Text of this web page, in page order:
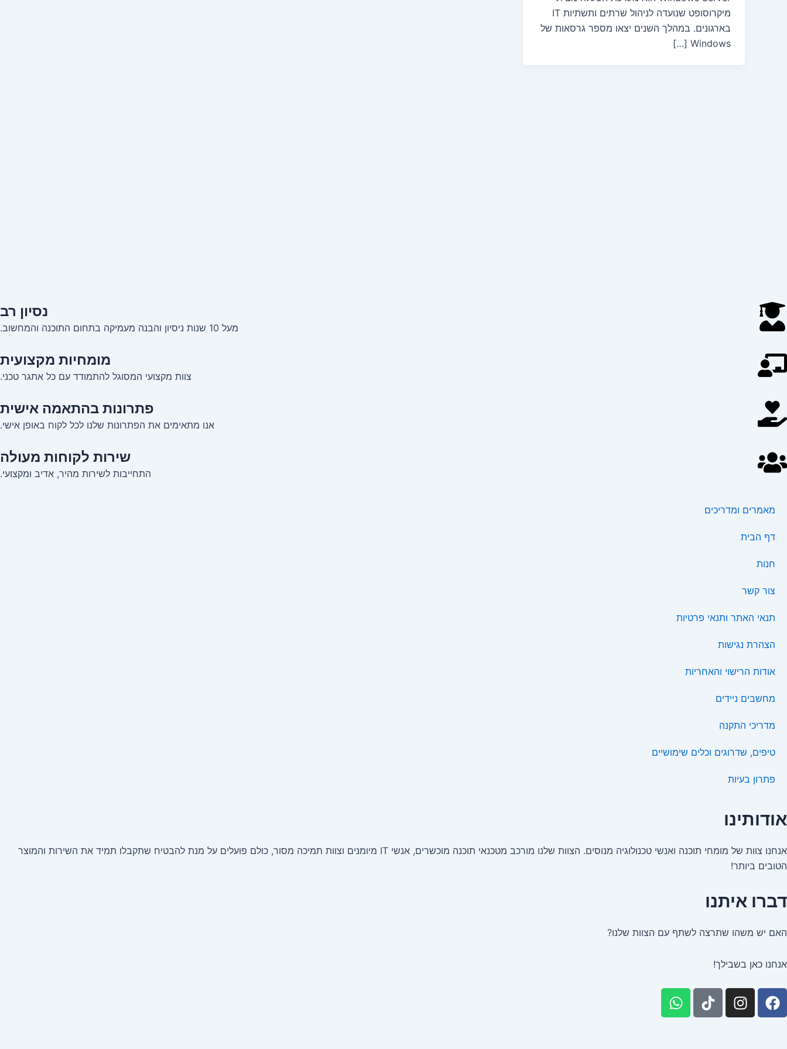
מיקרוסופט שנועדה לניהול שרתים ותשתיות IT
בארגונים. במהלך השנים יצאו מספר גרסאות של
Windows […]
נסיון רב
מעל 10 שנות ניסיון והבנה מעמיקה בתחום התוכנה והמחשוב.
מומחיות מקצועית
צוות מקצועי המסוגל להתמודד עם כל אתגר טכני.
פתרונות בהתאמה אישית
אנו מתאימים את הפתרונות שלנו לכל לקוח באופן אישי.
שירות לקוחות מעולה
התחייבות לשירות מהיר, אדיב ומקצועי.
מאמרים ומדריכים
דף הבית
חנות
צור קשר
תנאי האתר ותנאי פרטיות
הצהרת נגישות
אודות הרישוי והאחריות
מחשבים ניידים
מדריכי התקנה
טיפים, שדרוגים וכלים שימושיים
פתרון בעיות
אודותינו
אנחנו צוות של מומחי תוכנה ואנשי טכנולוגיה מנוסים. הצוות שלנו מורכב מטכנאי תוכנה מוכשרים, אנשי IT מיומנים וצוות תמיכה מסור, כולם פועלים על מנת להבטיח שתקבלו תמיד את השירות והמוצר
הטובים ביותר!
דברו איתנו
האם יש משהו שתרצה לשתף עם הצוות שלנו?
אנחנו כאן בשבילך!
F
a
I
n
W
h